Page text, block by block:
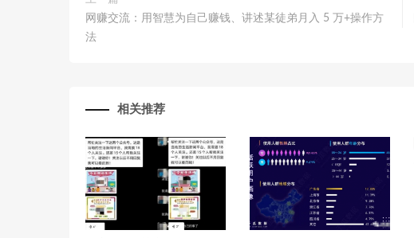
网赚交流：用智慧为自己赚钱、讲述某徒弟月入 5 万+操作方
法
相关推荐